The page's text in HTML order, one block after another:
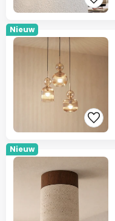
Nieuw
Nieuw